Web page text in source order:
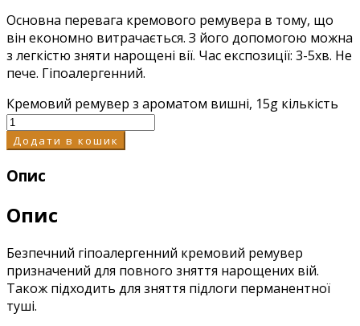
Основна перевага кремового ремувера в тому, що
він економно витрачається. З його допомогою можна
з легкістю зняти нарощені вії. Час експозиції: 3-5хв. Не
пече. Гіпоалергенний.
Кремовий ремувер з ароматом вишні, 15g кількість
Додати в кошик
Опис
Опис
Безпечний гіпоалергенний кремовий ремувер
призначений для повного зняття нарощених вій.
Також підходить для зняття підлоги перманентної
туші.